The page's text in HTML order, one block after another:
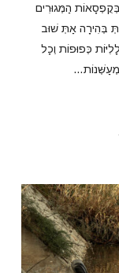
הַמְּגוּרִים
בְּהִירָה אַתְּ שׁוּב
כְּפוּפוֹת וְכָל
מְעַשְּׁנוֹת…